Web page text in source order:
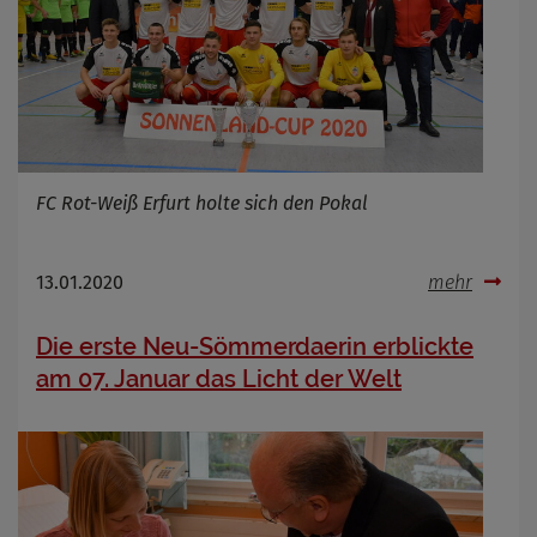
FC Rot-Weiß Erfurt holte sich den Pokal
13.01.2020 mehr
Die erste Neu-Sömmerdaerin erblickte
am 07. Januar das Licht der Welt
Infos schließen